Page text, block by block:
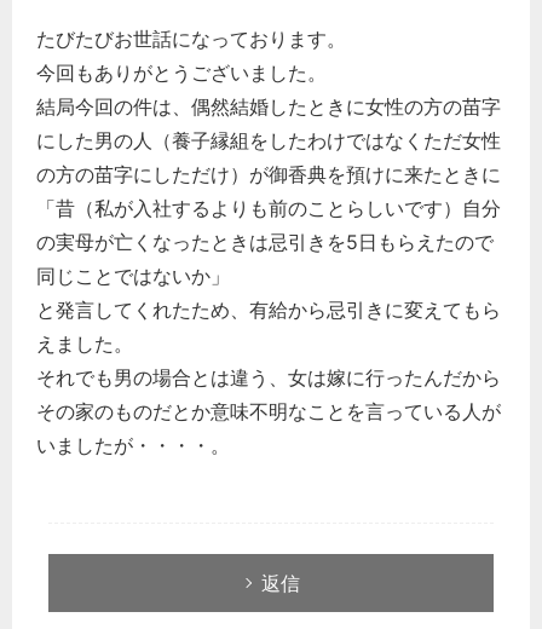
たびたびお世話になっております。
今回もありがとうございました。
結局今回の件は、偶然結婚したときに女性の方の苗字
にした男の人（養子縁組をしたわけではなくただ女性
の方の苗字にしただけ）が御香典を預けに来たときに
「昔（私が入社するよりも前のことらしいです）自分
の実母が亡くなったときは忌引きを5日もらえたので
同じことではないか」
と発言してくれたため、有給から忌引きに変えてもら
えました。
それでも男の場合とは違う、女は嫁に行ったんだから
その家のものだとか意味不明なことを言っている人が
いましたが・・・・。
返信